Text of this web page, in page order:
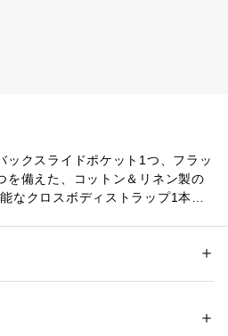
ックスライドポケット1つ、フラッ
を備えた、コットン＆リネン製の
なクロスボディストラップ1本が
ラップ x 1
ライドポケット（フラップ下） x
：再生ポリエステル